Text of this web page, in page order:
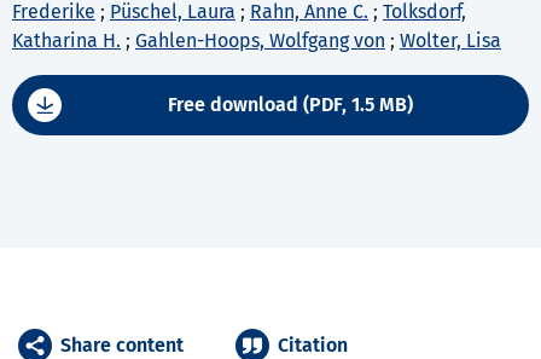
Frederike ; Püschel, Laura ; Rahn, Anne C. ; Tolksdorf,
Katharina H. ; Gahlen-Hoops, Wolfgang von ; Wolter, Lisa
Free download (PDF, 1.5 MB)
Share content Citation